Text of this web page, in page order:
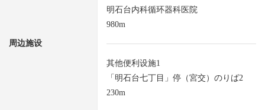
周边施设
明石台内科循环器科医院
980m
其他便利设施1
「明石台七丁目」停（宮交）のりば2
230m